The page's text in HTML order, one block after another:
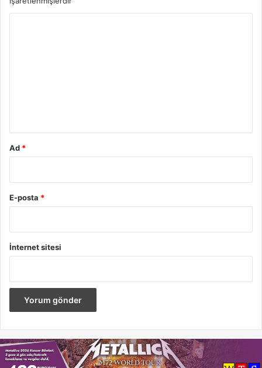
Ad *
E-posta *
İnternet sitesi